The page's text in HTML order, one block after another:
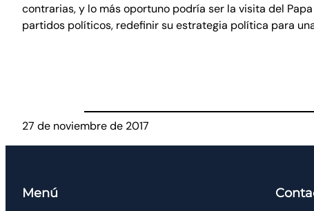
contrarias, y lo más oportuno podría ser la visita del
partidos políticos, redefinir su estrategia política para
27 de noviembre de 2017
Menú